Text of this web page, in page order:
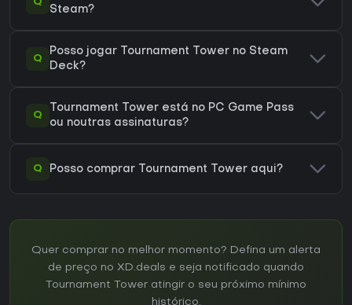
Q
Steam?
Q
Posso jogar Tournament Tower no Steam
Deck?
Q
Tournament Tower está no PC Game Pass
ou noutras assinaturas?
Q Posso comprar Tournament Tower aqui?
Quer comprar no melhor momento? Defina um alerta
de preço no XD.deals e seja notificado quando
Tournament Tower atingir o seu próximo mínimo
histórico.